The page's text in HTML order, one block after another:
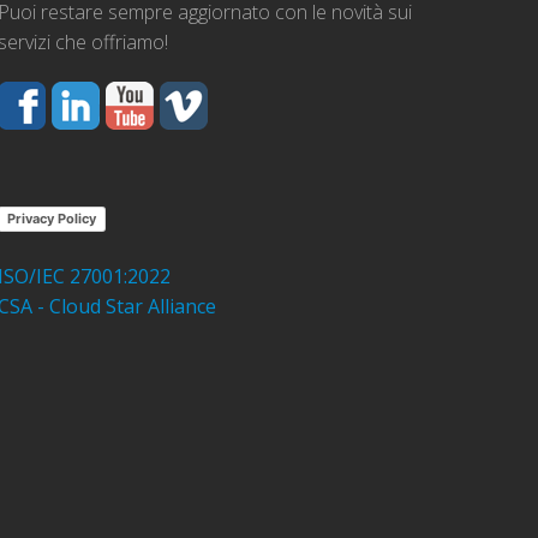
Puoi restare sempre aggiornato con le novità sui
servizi che offriamo!
Privacy Policy
ISO/IEC 27001:2022
- Cloud Star Alliance